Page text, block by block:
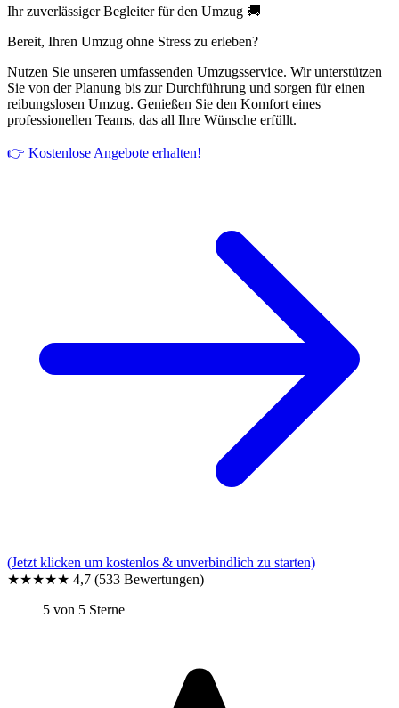
Ihr zuverlässiger Begleiter für den Umzug 🚚
Bereit, Ihren Umzug ohne Stress zu erleben?
Nutzen Sie unseren umfassenden Umzugsservice. Wir unterstützen
Sie von der Planung bis zur Durchführung und sorgen für einen
reibungslosen Umzug. Genießen Sie den Komfort eines
professionellen Teams, das all Ihre Wünsche erfüllt.
👉 Kostenlose Angebote erhalten!
(Jetzt klicken um kostenlos & unverbindlich zu starten)
★★★★★ 4,7 (533 Bewertungen)
5 von 5 Sterne